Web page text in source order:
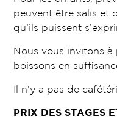
peuvent être salis et
qu’ils puissent
Nous vous invitons
boissons en
Il n’y a pas de
PRIX DES STAGES